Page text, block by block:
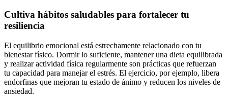
Cultiva hábitos saludables para fortalecer tu
resiliencia
El equilibrio emocional está estrechamente relacionado con tu
bienestar físico. Dormir lo suficiente, mantener una dieta equilibrada
y realizar actividad física regularmente son prácticas que refuerzan
tu capacidad para manejar el estrés. El ejercicio, por ejemplo, libera
endorfinas que mejoran tu estado de ánimo y reducen los niveles de
ansiedad.